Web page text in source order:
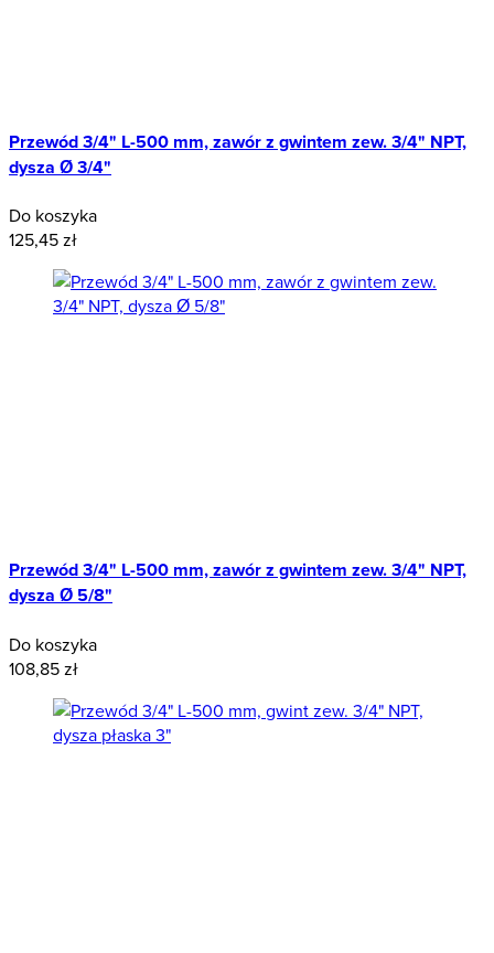
Przewód 3/4" L-500 mm, zawór z gwintem zew. 3/4" NPT,
dysza Ø 3/4"
Do koszyka
125,45 zł
Przewód 3/4" L-500 mm, zawór z gwintem zew. 3/4" NPT,
dysza Ø 5/8"
Do koszyka
108,85 zł